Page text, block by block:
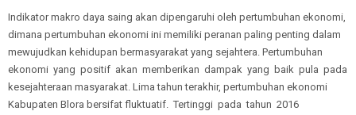
Indikator makro daya saing akan dipengaruhi oleh pertumbuhan ekonomi,
dimana pertumbuhan ekonomi ini memiliki peranan paling penting dalam
mewujudkan kehidupan bermasyarakat yang sejahtera. Pertumbuhan
ekonomi yang positif akan memberikan dampak yang baik pula pada
kesejahteraan masyarakat. Lima tahun terakhir, pertumbuhan ekonomi
Kabupaten Blora bersifat fluktuatif. Tertinggi pada tahun 2016